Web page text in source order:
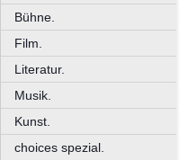
Bühne.
Film.
Literatur.
Musik.
Kunst.
choices spezial.